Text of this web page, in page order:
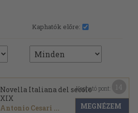
Kaphatók előre:
Novella Italiana del secolo
XIX
Antonio Cesari ...
Kapható pont:
MEGNÉZEM